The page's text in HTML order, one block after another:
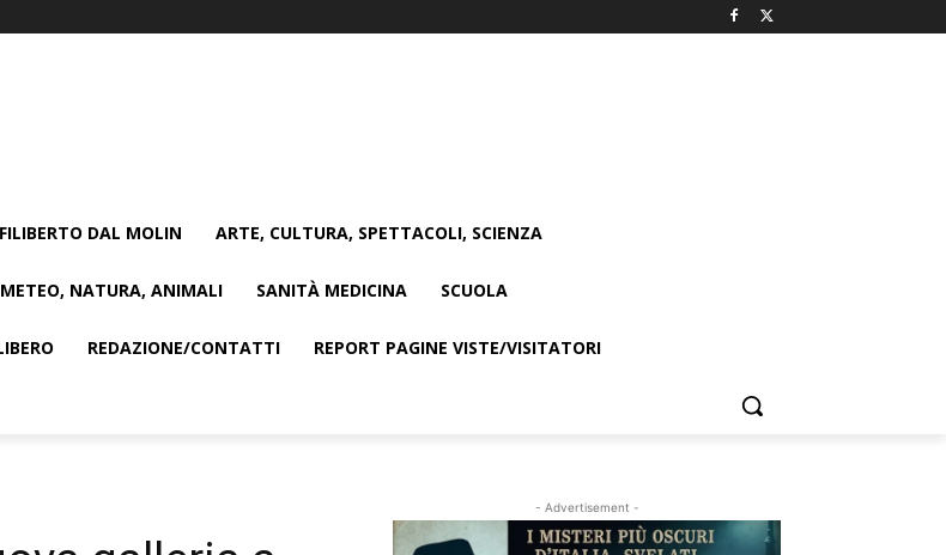
DAL MOLIN ARTE, CULTURA, SPETTACOLI, SCIENZA
METEO, NATURA, ANIMALI SANITÀ MEDICINA SCUOLA
REDAZIONE/CONTATTI REPORT PAGINE VISTE/VISITATORI
- Advertisement -